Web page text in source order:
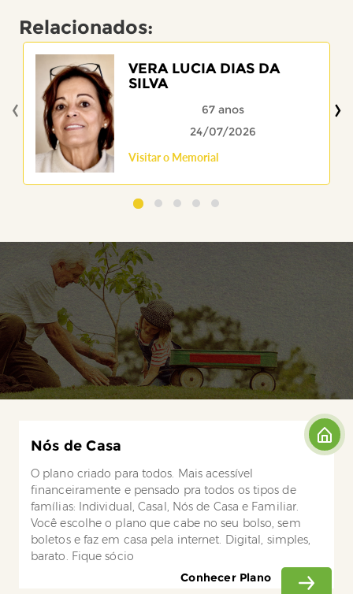
Relacionados:
VERA LUCIA DIAS DA
SILVA
67 anos
24/07/2026
Visitar o Memorial
‹ ›
Nós de Casa
O plano criado para todos. Mais acessível
financeiramente e pensado pra todos os tipos de
famílias: Individual, Casal, Nós de Casa e Familiar.
Você escolhe o plano que cabe no seu bolso, sem
boletos e faz em casa pela internet. Digital, simples,
barato. Fique sócio
Conhecer Plano